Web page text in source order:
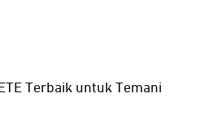
Terbaik untuk Temani